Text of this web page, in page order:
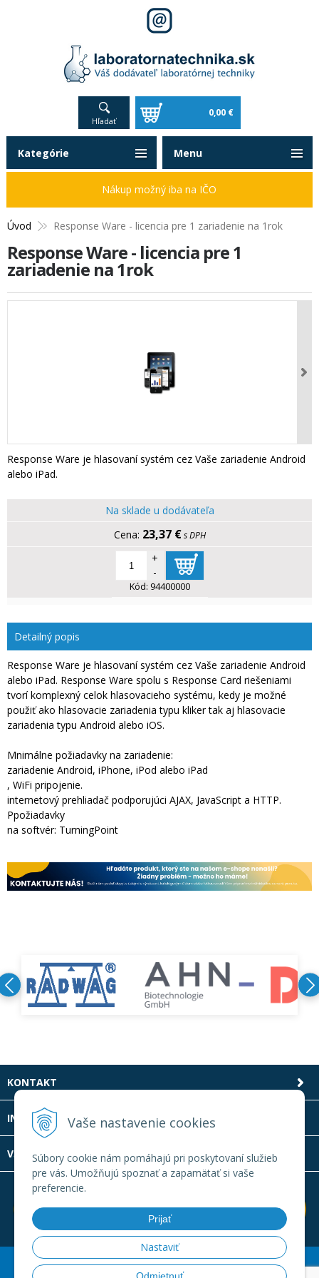
Vaše nastavenie cookies
Súbory cookie nám pomáhajú pri poskytovaní služieb
pre vás. Umožňujú spoznať a zapamätať si vaše
preferencie.
Prijať
Nastaviť
Hľadať
0,00 €
Úvod Response Ware - licencia pre 1 zariadenie na 1rok
Response Ware - licencia pre 1
zariadenie na 1rok
Response Ware je hlasovaní systém cez Vaše zariadenie Android
alebo iPad.
Na sklade u dodávateľa
23,37 € s DPH
+
-
Kód: 94400000
Detailný popis
Response Ware je hlasovaní systém cez Vaše zariadenie Android
alebo iPad. Response Ware spolu s Response Card riešeniami
tvorí komplexný celok hlasovacieho systému, kedy je možné
použiť ako hlasovacie zariadenia typu kliker tak aj hlasovacie
zariadenia typu Android alebo iOS.
Mnimálne požiadavky na zariadenie:
zariadenie Android, iPhone, iPod alebo iPad
, WiFi pripojenie.
internetový prehliadač podporujúci AJAX, JavaScript a HTTP.
Ppožiadavky
na softvér: TurningPoint
Kategórie
Nákup možný iba na IČO
Menu
KONTAKT
INFOLINKA
VŠETKO O NÁKUPE